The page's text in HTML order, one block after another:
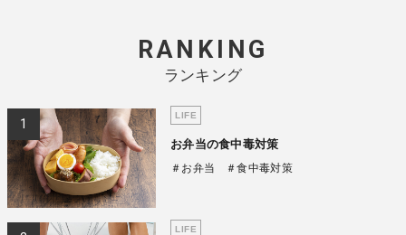
RANKING
ランキング
LIFE
お弁当の食中毒対策
＃お弁当 ＃食中毒対策
LIFE